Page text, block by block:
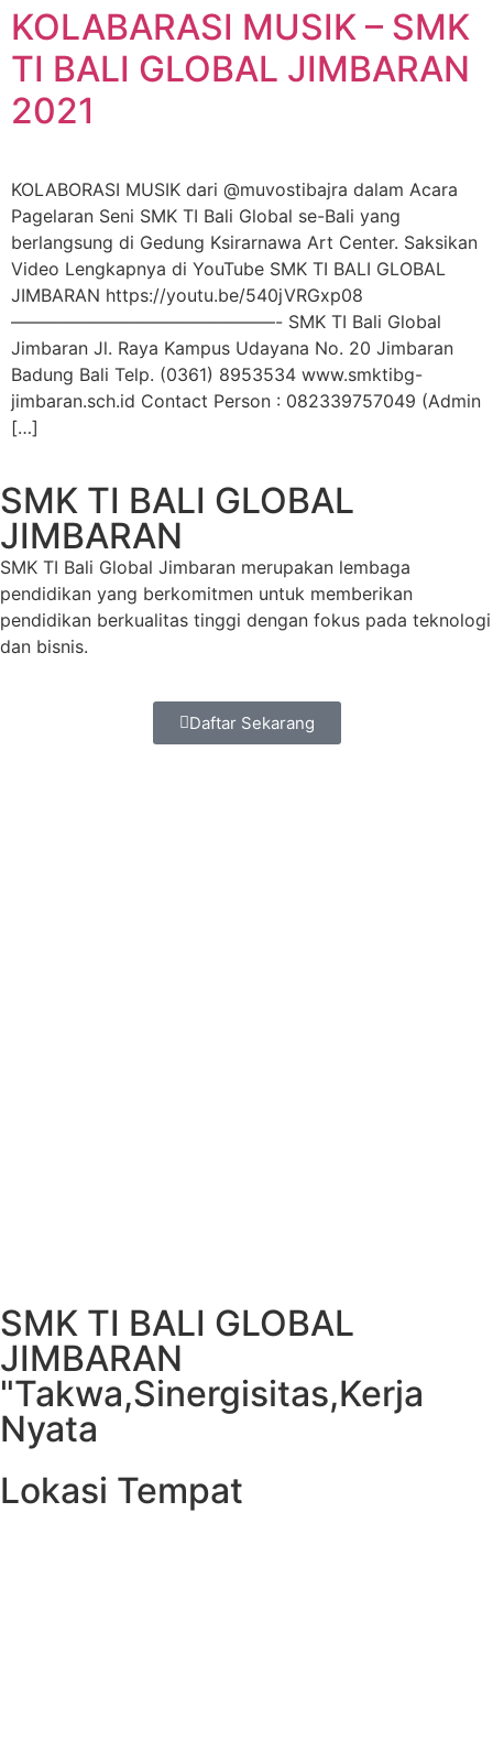
KOLABARASI MUSIK – SMK
TI BALI GLOBAL JIMBARAN
2021
KOLABORASI MUSIK dari @muvostibajra dalam Acara
Pagelaran Seni SMK TI Bali Global se-Bali yang
berlangsung di Gedung Ksirarnawa Art Center. Saksikan
Video Lengkapnya di YouTube SMK TI BALI GLOBAL
JIMBARAN https://youtu.be/540jVRGxp08
———————————————- SMK TI Bali Global
Jimbaran Jl. Raya Kampus Udayana No. 20 Jimbaran
Badung Bali Telp. (0361) 8953534 www.smktibg-
jimbaran.sch.id Contact Person : 082339757049 (Admin
[…]
SMK TI BALI GLOBAL
JIMBARAN
SMK TI Bali Global Jimbaran merupakan lembaga
pendidikan yang berkomitmen untuk memberikan
pendidikan berkualitas tinggi dengan fokus pada teknologi
dan bisnis.
Daftar Sekarang
SMK TI BALI GLOBAL
JIMBARAN
"Takwa,Sinergisitas,Kerja
Nyata
Lokasi Tempat